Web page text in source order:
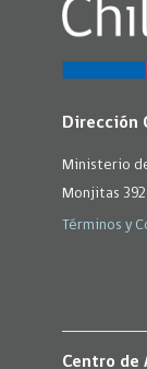
Dirección
Ministerio
Monjitas
Términos y
Centro de